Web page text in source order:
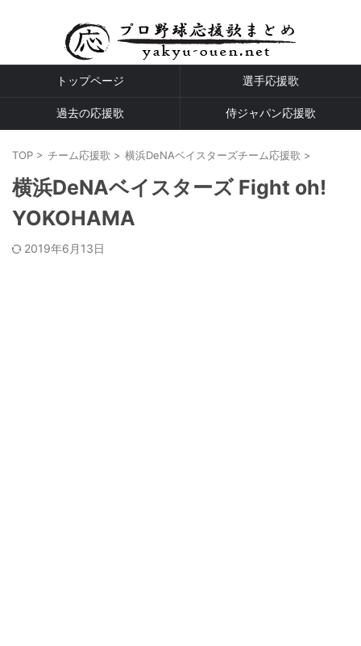
トップページ 選手応援歌
過去の応援歌 侍ジャパン応援歌
TOP > チーム応援歌 > 横浜DeNAベイスターズチーム応援歌 >
横浜DeNAベイスターズ Fight oh!
YOKOHAMA
2019年6月13日